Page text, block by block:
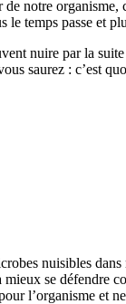
notre
temps passe et
nuire par la
saurez : c’est
nuisibles
se défendre
l’organisme et